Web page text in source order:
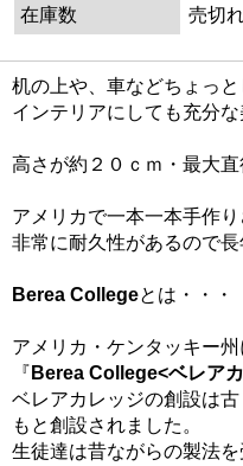
在庫数
売切
机の上や、車などちょっと
インテリアにしても充分な
高さが約２０ｃｍ・最大
アメリカで一本一本手作り
非常に耐久性があるので
Berea Collegeとは・・・
アメリカ・ケンタッキー州
『 Berea College<ベレア
ベレアカレッジの創設は
もと創設されました。
生徒達は昔ながらの製法